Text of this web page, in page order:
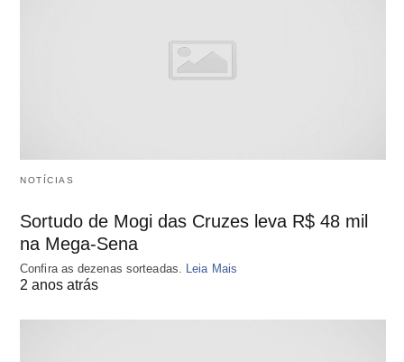
NOTÍCIAS
Sortudo de Mogi das Cruzes leva R$ 48 mil
na Mega-Sena
Confira as dezenas sorteadas. Leia Mais
2 anos atrás